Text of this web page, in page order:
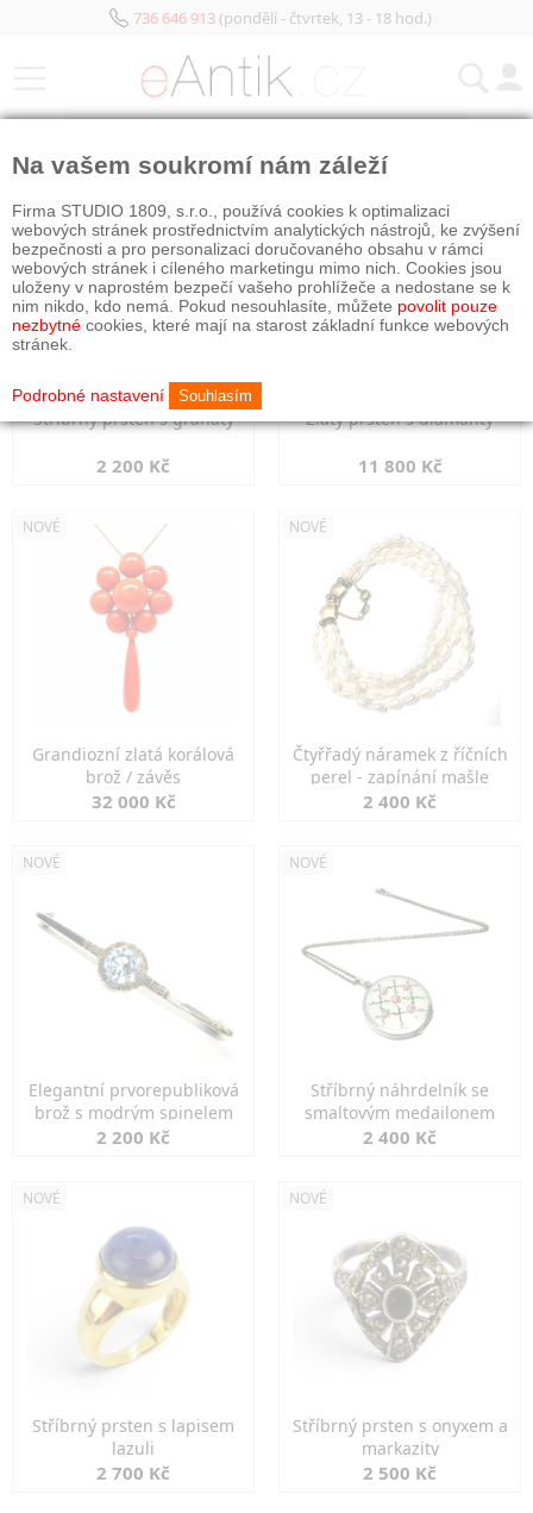
736 646 913(pondělí - čtvrtek, 13 - 18 hod.)
Stříbrný prsten s granáty
2 200 Kč
Zlatý prsten s diamanty
11 800 Kč
NOVÉ
Grandiozní zlatá korálová
brož / závěs
32 000 Kč
NOVÉ
Čtyřřadý náramek z říčních
perel - zapínání mašle
2 400 Kč
NOVÉ
Elegantní prvorepubliková
brož s modrým spinelem
2 200 Kč
NOVÉ
Stříbrný náhrdelník se
smaltovým medailonem
2 400 Kč
NOVÉ
Stříbrný prsten s lapisem
lazuli
2 700 Kč
NOVÉ
Stříbrný prsten s onyxem a
markazity
2 500 Kč
Na vašem soukromí nám záleží
Firma STUDIO 1809, s.r.o., používá cookies k optimalizaci
webových stránek prostřednictvím analytických nástrojů, ke zvýšení
bezpečnosti a pro personalizaci doručovaného obsahu v rámci
webových stránek i cíleného marketingu mimo nich. Cookies jsou
uloženy v naprostém bezpečí vašeho prohlížeče a nedostane se k
nim nikdo, kdo nemá. Pokud nesouhlasíte, můžete povolit pouze
nezbytné cookies, které mají na starost základní funkce webových
stránek.
Podrobné nastavení Souhlasím